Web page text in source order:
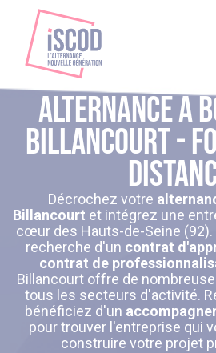
Alternance à
Billancourt -
Décrochez votre
Billancourt et intégrez une
cœur des Hauts-de-Seine (92).
recherche d'un contrat
contrat de
Billancourt offre de
tous les secteurs d'activité.
bénéficiez d'un
pour trouver l'entreprise qui
construire votre projet